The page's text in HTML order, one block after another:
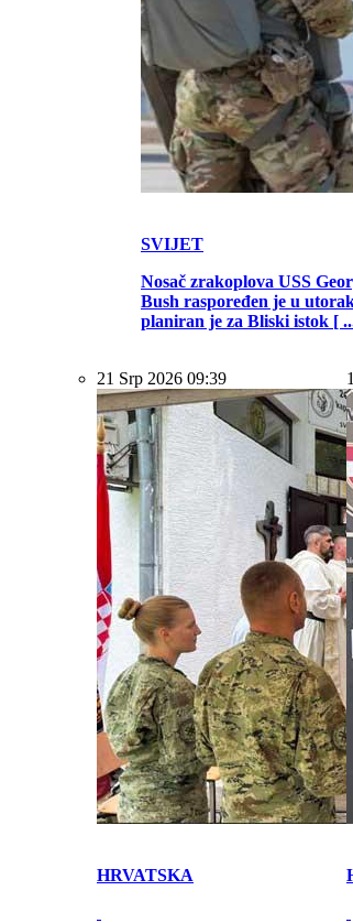
SVIJET
Nosač zrakoplova USS
Bush raspoređen je u
planiran je za Bliski istok [
21 Srp 2026 09:39
HRVATSKA